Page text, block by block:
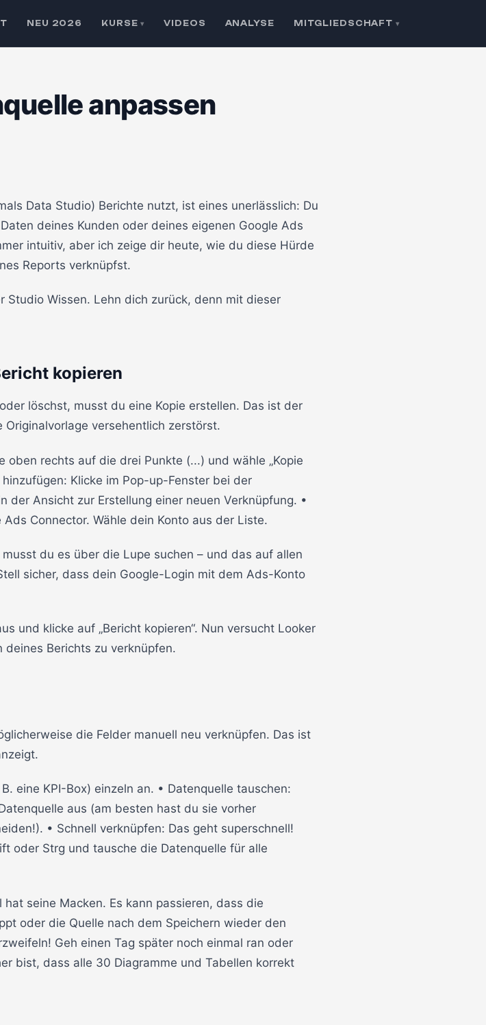
NEU 2026 KURSE ▾ VIDEOS ANALYSE MITGLIEDSCHAFT ▾
anpassen
Data Studio) Berichte nutzt, ist eines unerlässlich: Du
deines Kunden oder deines eigenen Google Ads
intuitiv, aber ich zeige dir heute, wie du diese Hürde
Reports verknüpfst.
Studio Wissen. Lehn dich zurück, denn mit dieser
kopieren
löschst, musst du eine Kopie erstellen. Das ist der
versehentlich zerstörst.
oben rechts auf die drei Punkte (...) und wähle „Kopie
Klicke im Pop-up-Fenster bei der
der Ansicht zur Erstellung einer neuen Verknüpfung. •
Connector. Wähle dein Konto aus der Liste.
du es über die Lupe suchen – und das auf allen
sicher, dass dein Google-Login mit dem Ads-Konto
und klicke auf „Bericht kopieren“. Nun versucht Looker
deines Berichts zu verknüpfen.
die Felder manuell neu verknüpfen. Das ist
eine KPI-Box) einzeln an. • Datenquelle tauschen:
aus (am besten hast du sie vorher
• Schnell verknüpfen: Das geht superschnell!
oder Strg und tausche die Datenquelle für alle
seine Macken. Es kann passieren, dass die
oder die Quelle nach dem Speichern wieder den
Geh einen Tag später noch einmal ran oder
bist, dass alle 30 Diagramme und Tabellen korrekt